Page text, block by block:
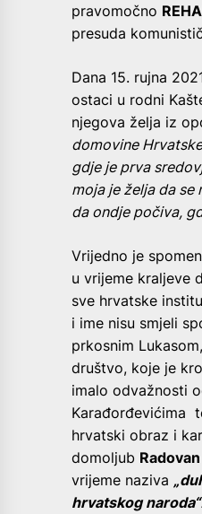
pravomočno
presuda
Dana 15. rujna
ostaci u rodni
njegova želja iz
domovine
gdje je prva
moja je želja da se
da ondje počiva,
Vrijedno je
u vrijeme kraljeve
sve hrvatske
i ime nisu smjeli
prkosnim
društvo, koje je
imalo odvažnosti
Karađorđevićima
hrvatski obraz i
domoljub
vrijeme naziva
hrvatskog naroda“